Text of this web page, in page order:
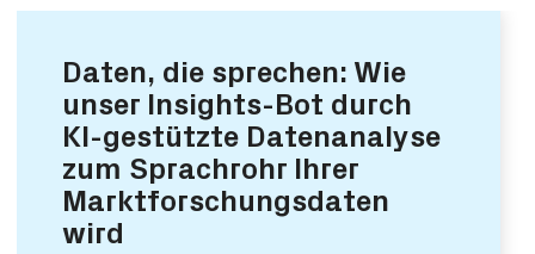
Daten, die sprechen: Wie
unser Insights-Bot durch
KI-gestützte Datenanalyse
zum Sprachrohr Ihrer
Marktforschungsdaten
wird